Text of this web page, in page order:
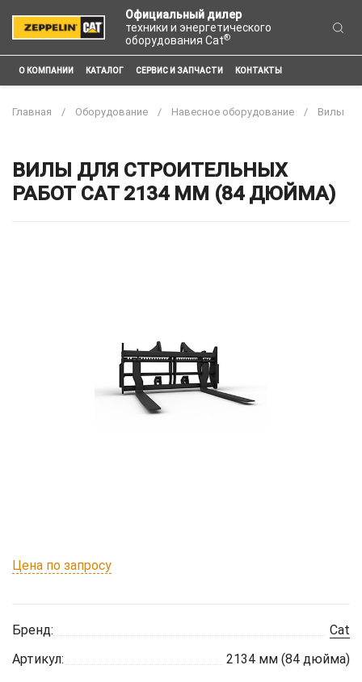
Официальный дилер
техники и энергетического
оборудования Cat®
О КОМПАНИИ КАТАЛОГ СЕРВИС И ЗАПЧАСТИ КОНТАКТЫ
Главная Оборудование Навесное оборудование Вилы
ВИЛЫ ДЛЯ СТРОИТЕЛЬНЫХ
РАБОТ CAT 2134 ММ (84 ДЮЙМА)
Цена по запросу
Бренд:
Cat
Артикул:
2134 мм (84 дюйма)